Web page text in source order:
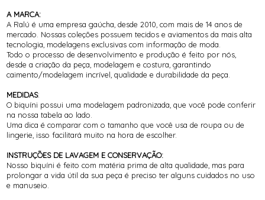
A MARCA:
A Ralú é uma empresa gaúcha, desde 2010, com mais de 14 anos de
mercado. Nossas coleções possuem tecidos e aviamentos da mais alta
tecnologia, modelagens exclusivas com informação de moda.
Todo o processo de desenvolvimento e produção é feito por nós,
desde a criação da peça, modelagem e costura, garantindo
caimento/modelagem incrível, qualidade e durabilidade da peça.
MEDIDAS:
O biquíni possui uma modelagem padronizada, que você pode conferir
na nossa tabela ao lado.
Uma dica é comparar com o tamanho que você usa de roupa ou de
lingerie, isso facilitará muito na hora de escolher.
INSTRUÇÕES DE LAVAGEM E CONSERVAÇÃO:
Nosso biquíni é feito com matéria prima de alta qualidade, mas para
prolongar a vida útil da sua peça é preciso ter alguns cuidados no uso
e manuseio.